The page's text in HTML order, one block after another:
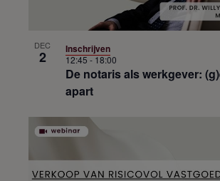
DEC
2
De notaris als werkgever:
apart
12:45-18:00
Inschrijven